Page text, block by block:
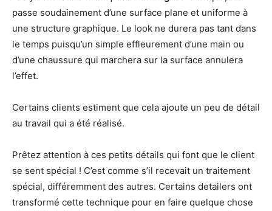
passe soudainement d’une surface plane et uniforme à
une structure graphique. Le look ne durera pas tant dans
le temps puisqu’un simple effleurement d’une main ou
d’une chaussure qui marchera sur la surface annulera
l’effet.
Certains clients estiment que cela ajoute un peu de détail
au travail qui a été réalisé.
Prêtez attention à ces petits détails qui font que le client
se sent spécial ! C’est comme s’il recevait un traitement
spécial, différemment des autres. Certains detailers ont
transformé cette technique pour en faire quelque chose